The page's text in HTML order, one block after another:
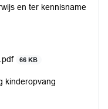
en ter kennisname
66 KB
kinderopvang